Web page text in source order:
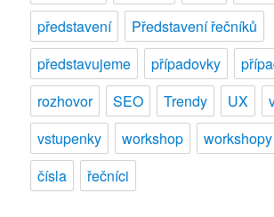
představení
Představení řečníků
představujeme
případovky
rozhovor
SEO Trendy UX
vstupenky
workshop workshopy
čísla
řečníci